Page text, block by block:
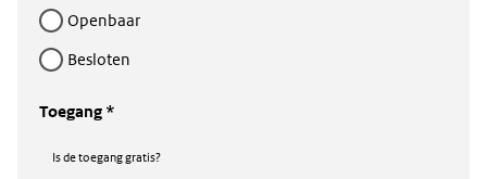
openbaar
besloten
Toegang *
Is de toegang gratis?